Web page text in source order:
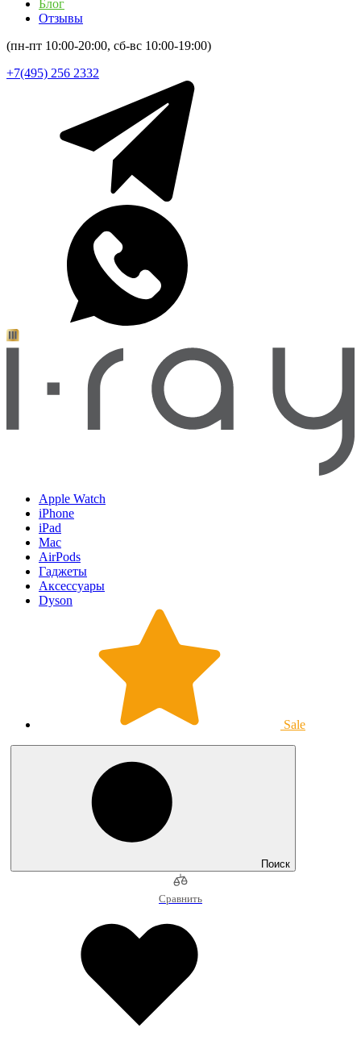
Блог
Отзывы
(пн-пт 10:00-20:00, сб-вс 10:00-19:00)
+7(495) 256 2332
Apple Watch
iPhone
iPad
Mac
AirPods
Гаджеты
Аксессуары
Dyson
Sale
Поиск
Сравнить